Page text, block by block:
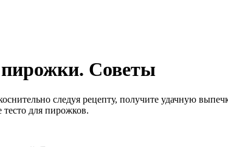
пирожки. Советы
следуя рецепту, получите удачную
тесто для пирожков.